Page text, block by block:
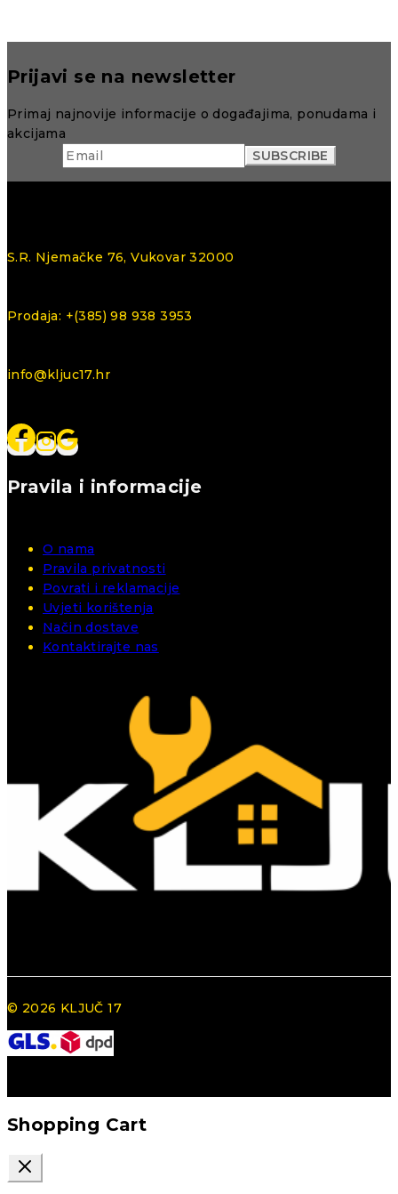
Prijavi se na newsletter
Primaj najnovije informacije o događajima, ponudama i
akcijama
S.R. Njemačke 76, Vukovar 32000
Prodaja: +(385) 98 938 3953
info@kljuc17.hr
Pravila i informacije
O nama
Pravila privatnosti
Povrati i reklamacije
Uvjeti korištenja
Način dostave
Kontaktirajte nas
© 2026 KLJUČ 17
Shopping Cart